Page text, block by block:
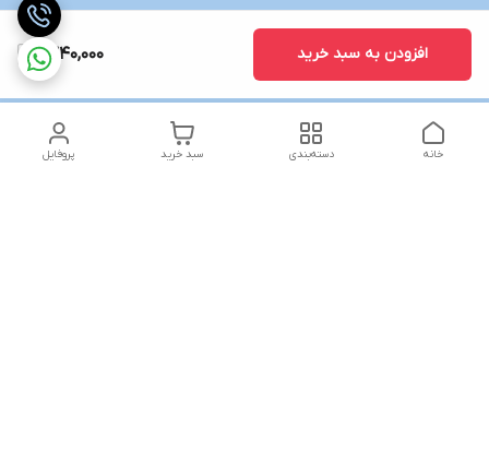
1,340,000 افزودن به سبد خرید
پروفایل سبد خرید دسته‌بندی خانه